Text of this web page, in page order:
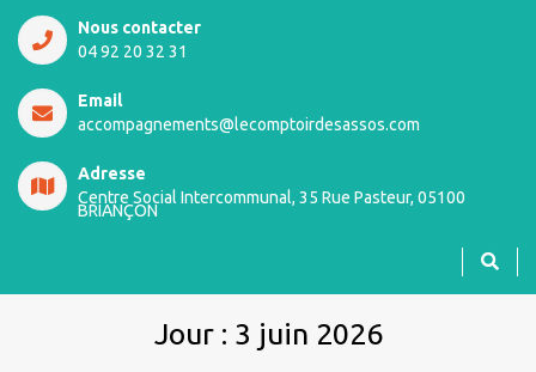
Nous contacter
04 92 20 32 31
Email
accompagnements@lecomptoirdesassos.com
Adresse
Centre Social Intercommunal, 35 Rue Pasteur, 05100
BRIANÇON
Jour : 3 juin 2026